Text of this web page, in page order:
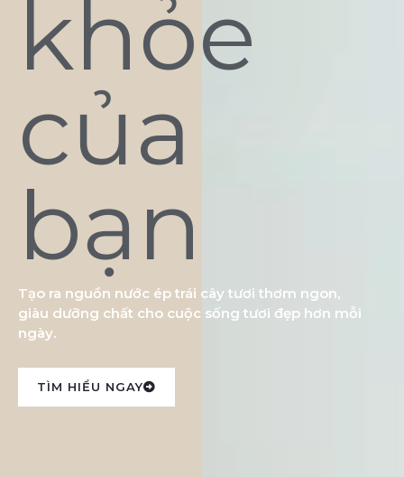
khỏe
của
bạn
Tạo ra nguồn nước ép trái cây tươi thơm ngon,
giàu dưỡng chất cho cuộc sống tươi đẹp hơn mỗi
ngày.
TÌM HIỂU NGAY